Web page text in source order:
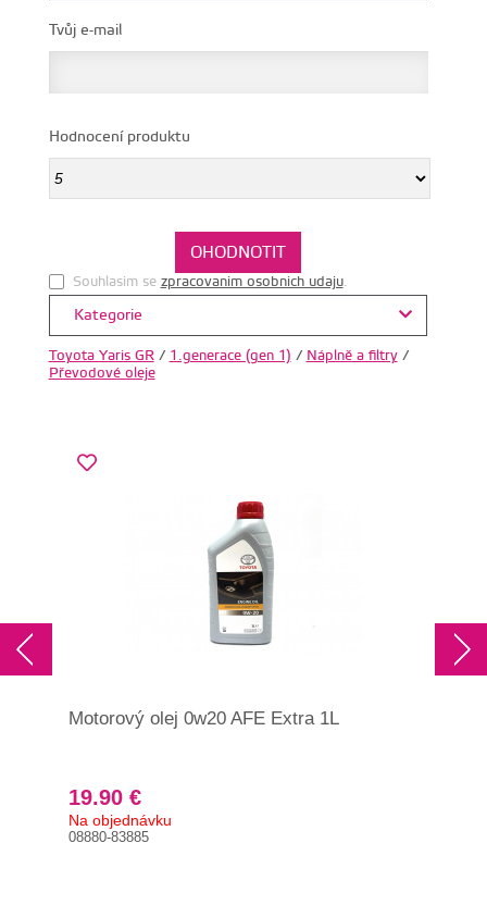
Tvůj e-mail
Hodnocení produktu
Souhlasim se zpracovanim osobnich udaju.
Kategorie
Toyota Yaris GR/ 1.generace (gen 1) / Náplně a filtry/
Převodové oleje
Motorový olej 0w20 AFE Extra 1L
19.90 €
Na objednávku
08880-83885